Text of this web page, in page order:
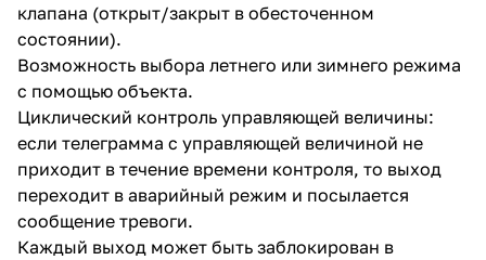
клапана (открыт/закрыт в обесточенном
состоянии).
Возможность выбора летнего или зимнего режима
с помощью объекта.
Циклический контроль управляющей величины:
если телеграмма с управляющей величиной не
приходит в течение времени контроля, то выход
переходит в аварийный режим и посылается
сообщение тревоги.
Каждый выход может быть заблокирован в